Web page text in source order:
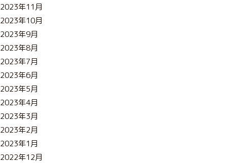
2023年11月
2023年10月
2023年9月
2023年8月
2023年7月
2023年6月
2023年5月
2023年4月
2023年3月
2023年2月
2023年1月
2022年12月